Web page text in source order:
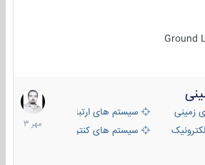
سیستم های ارتباطی و جمع آوری
سیستم های کنترل آتش و تجهیزات
1
مهر
1403